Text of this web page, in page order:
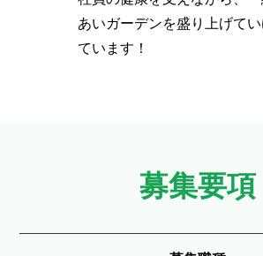
あいガーデンを盛り上げてい
ています！
募集要項